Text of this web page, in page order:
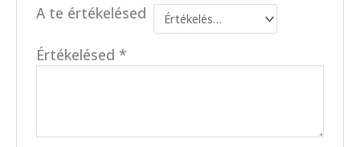
A te értékelésed
Értékelésed*